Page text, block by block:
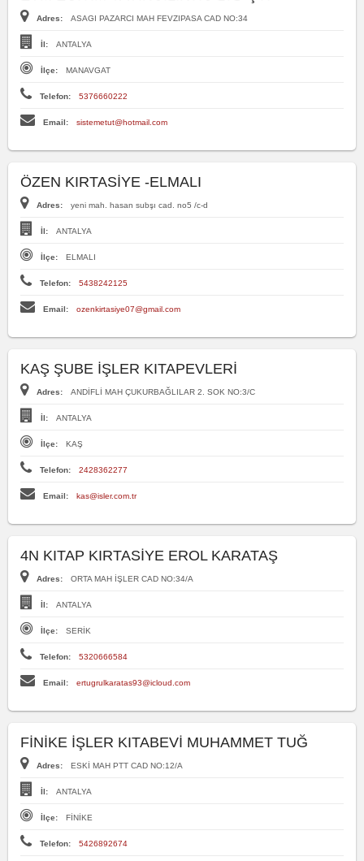
Adres: ASAGI PAZARCI MAH FEVZIPASA CAD NO:34
İl: ANTALYA
İlçe: MANAVGAT
Telefon: 5376660222
Email: sistemetut@hotmail.com
ÖZEN KIRTASİYE -ELMALI
Adres: yeni mah. hasan subşı cad. no5 /c-d
İl: ANTALYA
İlçe: ELMALI
Telefon: 5438242125
Email: ozenkirtasiye07@gmail.com
KAŞ ŞUBE İŞLER KITAPEVLERİ
Adres: ANDİFLİ MAH ÇUKURBAĞLILAR 2. SOK NO:3/C
İl: ANTALYA
İlçe: KAŞ
Telefon: 2428362277
Email: kas@isler.com.tr
4N KITAP KIRTASİYE EROL KARATAŞ
Adres: ORTA MAH İŞLER CAD NO:34/A
İl: ANTALYA
İlçe: SERİK
Telefon: 5320666584
Email: ertugrulkaratas93@icloud.com
FİNİKE İŞLER KITABEVİ MUHAMMET TUĞ
Adres: ESKİ MAH PTT CAD NO:12/A
İl: ANTALYA
İlçe: FİNİKE
Telefon: 5426892674